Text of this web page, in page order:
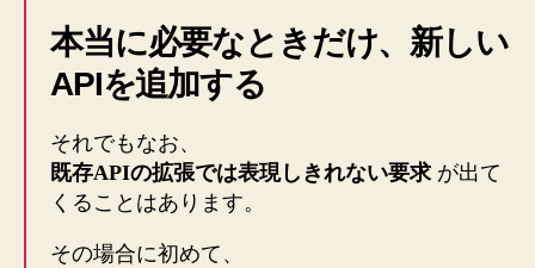
本当に必要なときだけ、新しい
APIを追加する
それでもなお、
既存APIの拡張では表現しきれない要求が出て
くることはあります。
その場合に初めて、